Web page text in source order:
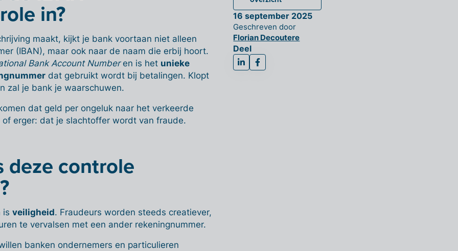
in?
maakt, kijkt je bank voortaan niet alleen
(IBAN), maar ook naar de naam die erbij hoort.
Bank Account Numberen is het unieke
dat gebruikt wordt bij betalingen. Klopt
zal je bank je waarschuwen.
dat geld per ongeluk naar het verkeerde
of erger: dat je slachtoffer wordt van fraude.
deze controle
is veiligheid. Fraudeurs worden steeds creatiever,
te vervalsen met een ander rekeningnummer.
banken ondernemers en particulieren
16 september 2025
Geschreven door
Florian Decoutere
Deel